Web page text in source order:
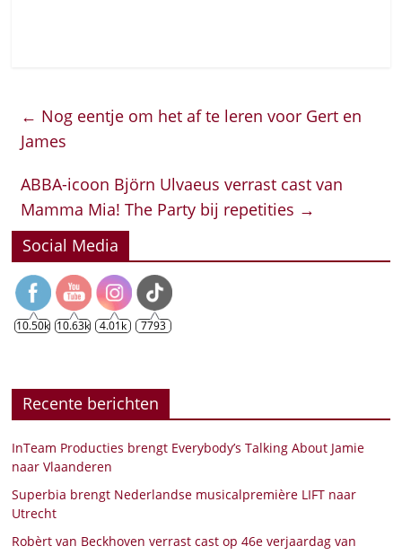
← Nog eentje om het af te leren voor Gert en
James
ABBA-icoon Björn Ulvaeus verrast cast van
Mamma Mia! The Party bij repetities →
Social Media
10.50k 10.63k 4.01k 7793
Recente berichten
InTeam Producties brengt Everybody’s Talking About Jamie
naar Vlaanderen
Superbia brengt Nederlandse musicalpremière LIFT naar
Utrecht
Robèrt van Beckhoven verrast cast op 46e verjaardag van